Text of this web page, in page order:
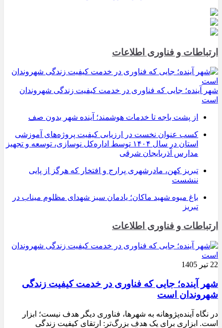
ارتباطات و فناوری اطلاعات
شهر آینده؛ جایی که فناوری در خدمت کیفیت زندگی شهروندان
است
از پشت باجه تا خدمات هوشمند؛ آینده شهر بدون صف
کسب عنوان نخست در ارزیابی کیفیت پروژه‌های آموزشی
استان در سال ۱۴۰۴ توسط اداره‌کل نوسازی، توسعه و تجهیز
مدارس آذربایجان شرقی
تبریز کهن، مادرشهری پرارج و افتخار که هرگز از پایی
ننشست
باغ میوه شهید ماکان؛ یادمان سبز شهدای مظلوم میناب در
تبریز
ارتباطات و فناوری اطلاعات
22 تیر 1405
شهر آینده؛ جایی که فناوری در خدمت کیفیت زندگی
شهروندان است
در نگاه آینده‌پژوهانه به شهرها، فناوری دیگر هدف نیست؛ ابزار
است. ابزاری برای یک هدف بزرگ‌تر: ارتقای کیفیت زندگی